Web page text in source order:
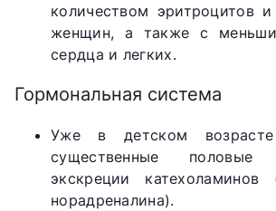
количеством эритроцитов
женщин, а также с
сердца и легких.
Гормональная система
Уже в детском возрасте
существенные
экскреции катехоламинов
норадреналина).